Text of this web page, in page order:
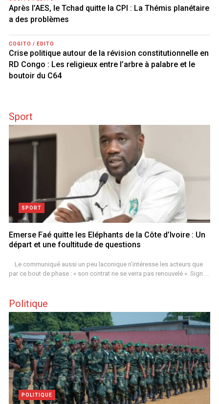
Après l’AES, le Tchad quitte la CPI : La Thémis planétaire
a des problèmes
COGITO / EDITO
Crise politique autour de la révision constitutionnelle en
RD Congo : Les religieux entre l’arbre à palabre et le
boutoir du C64
Sport
SPORT
Emerse Faé quitte les Eléphants de la Côte d’Ivoire : Un
départ et une foultitude de questions
Le communiqué aussi un peu laconique n’intéresse les acteurs que
par ce bout de phase : « son contrat ne se verra pas renouvelé ». Sign ...
Politique
POLITIQUE